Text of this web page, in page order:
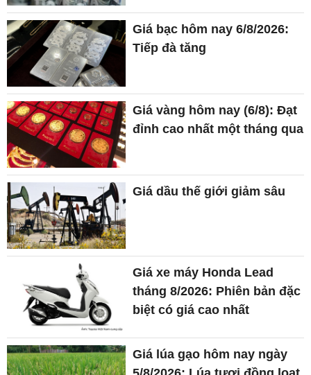
Giá bạc hôm nay 6/8/2026:
Tiếp đà tăng
Giá vàng hôm nay (6/8): Đạt
đỉnh cao nhất một tháng qua
Giá dầu thế giới giảm sâu
Giá xe máy Honda Lead
tháng 8/2026: Phiên bản đặc
biệt có giá cao nhất
Giá lúa gạo hôm nay ngày